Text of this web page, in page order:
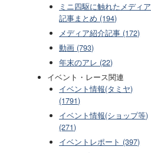
ミニ四駆に触れたメディア
記事まとめ (194)
メディア紹介記事 (172)
動画 (793)
年末のアレ (22)
イベント・レース関連
イベント情報(タミヤ)
(1791)
イベント情報(ショップ等)
(271)
イベントレポート (397)